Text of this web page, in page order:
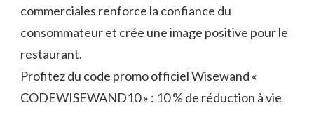
commerciales renforce la confiance du
consommateur et crée une image positive pour le
restaurant.
Profitez du code promo officiel Wisewand «
CODEWISEWAND10 » : 10 % de réduction à vie